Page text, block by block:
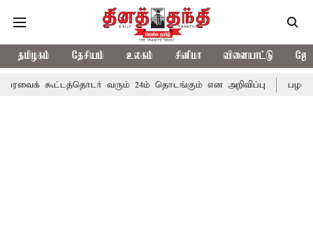
தமிழகம் தேசியம் உலகம் சினிமா விளையாட்டு
வரும் 24ம் தொடங்கும் என அறிவிப்பு பழனிகோவில்